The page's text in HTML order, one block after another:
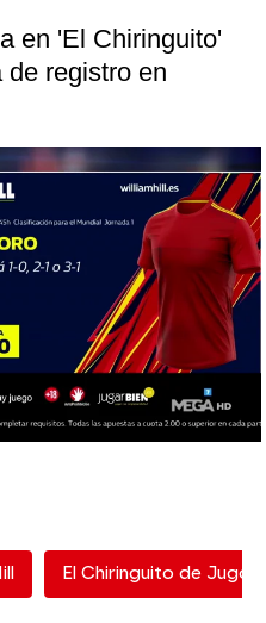
en 'El Chiringuito'
de registro en
2021, 06:00
00:21
El Chiringuito de